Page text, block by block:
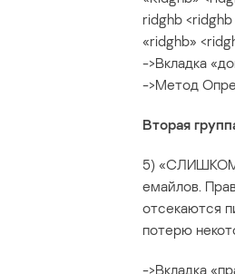
ridghb <ridghb
«ridghb»
->Вкладка
->Метод
Вторая
5) «СЛИШКОМ
емайлов.
отсекаются
потерю
->Вкладка